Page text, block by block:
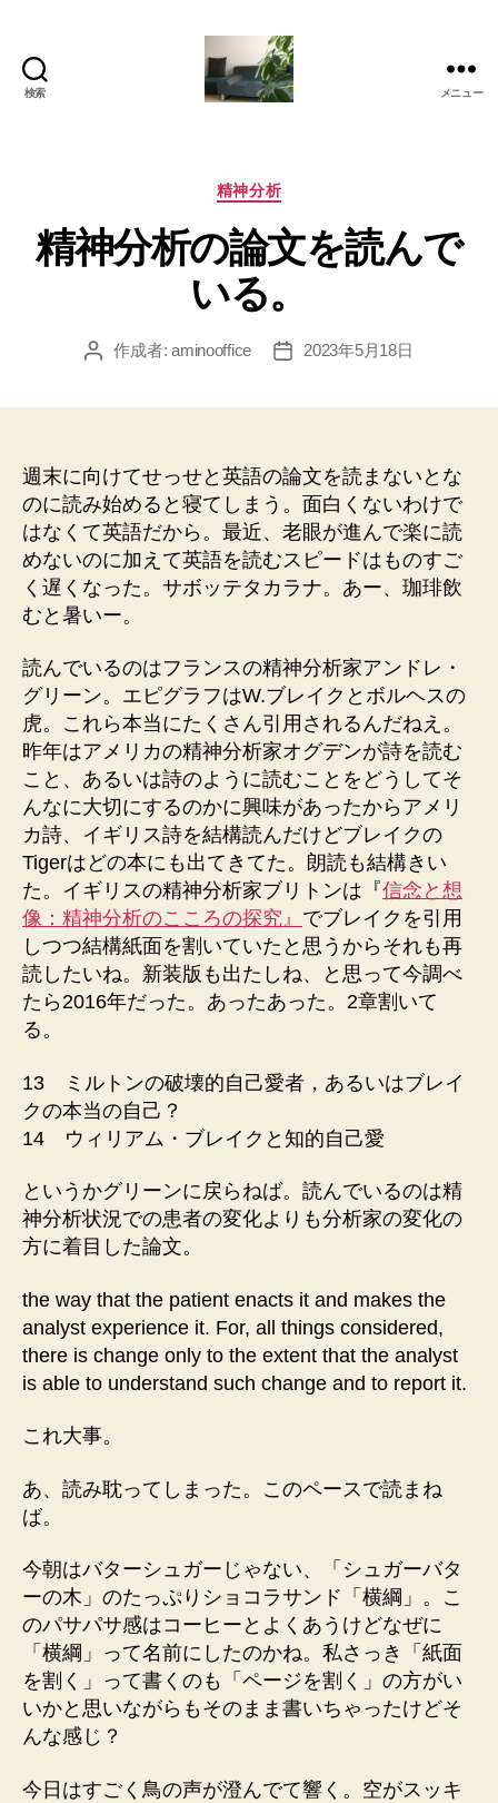
検索
美
か
も
と
あ
の
ロ
メニュー
カ
ゴ
リ
ー
精神分析
精神分析の論文を読んで
いる。
投
作成者:aminooffice
投
2023年5月18日
週末に向けてせっせと英語の論文を読まないとな
のに読み始めると寝てしまう。面白くないわけで
はなくて英語だから。最近、老眼が進んで楽に読
めないのに加えて英語を読むスピードはものすご
く遅くなった。サボッテタカラナ。あー、珈琲飲
むと暑いー。
読んでいるのはフランスの精神分析家アンドレ・
グリーン。エピグラフはW.ブレイクとボルヘスの
虎。これら本当にたくさん引用されるんだねえ。
昨年はアメリカの精神分析家オグデンが詩を読む
こと、あるいは詩のように読むことをどうしてそ
んなに大切にするのかに興味があったからアメリ
カ詩、イギリス詩を結構読んだけどブレイクの
Tigerはどの本にも出てきてた。朗読も結構きい
た。イギリスの精神分析家ブリトンは『信念と想
像：精神分析のこころの探究』 でブレイクを引用
しつつ結構紙面を割いていたと思うからそれも再
読したいね。新装版も出たしね、と思って今調べ
たら2016年だった。あったあった。2章割いて
る。
13 ミルトンの破壊的自己愛者，あるいはブレイ
クの本当の自己？
14 ウィリアム・ブレイクと知的自己愛
というかグリーンに戻らねば。読んでいるのは精
神分析状況での患者の変化よりも分析家の変化の
方に着目した論文。
the way that the patient enacts it and makes the
analyst experience it. For, all things considered,
there is change only to the extent that the analyst
is able to understand such change and to report it.
これ大事。
あ、読み耽ってしまった。このペースで読まね
ば。
今朝はバターシュガーじゃない、「シュガーバタ
ーの木」のたっぷりショコラサンド「横綱」。こ
のパサパサ感はコーヒーとよくあうけどなぜに
「横綱」って名前にしたのかね。私さっき「紙面
を割く」って書くのも「ページを割く」の方がい
いかと思いながらもそのまま書いちゃったけどそ
んな感じ？
今日はすごく鳥の声が澄んでて響く。空がスッキ